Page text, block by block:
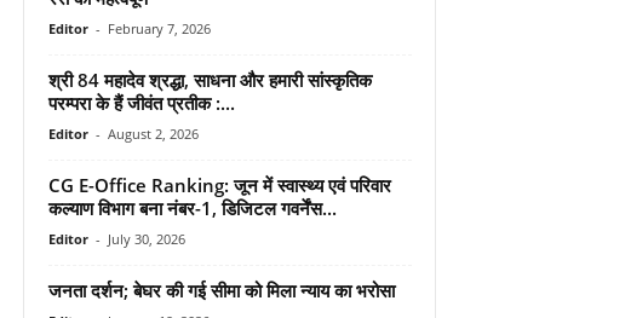
Editor - February 7, 2026
श्री 84 महादेव श्रद्धा, साधना और हमारी सांस्कृतिक
परम्परा के हैं जीवंत प्रतीक :...
Editor - August 2, 2026
CG E-Office Ranking: जून में स्वास्थ्य एवं परिवार
कल्याण विभाग बना नंबर-1, डिजिटल गवर्नेंस...
Editor - July 30, 2026
जनता दर्शन; बेघर की गई सीमा को मिला न्याय का भरोसा